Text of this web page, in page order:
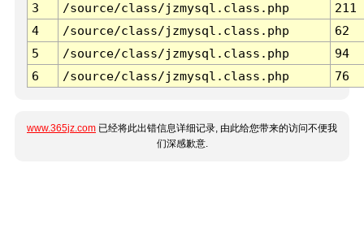
3 /source/class/jzmysql.class.php
211
4
/source/class/jzmysql.class.php
62
5
/source/class/jzmysql.class.php
94
6
/source/class/jzmysql.class.php 76
www.365jz.com 已经将此出错信息详细记录, 由此给您带来的访问不便我
们深感歉意.